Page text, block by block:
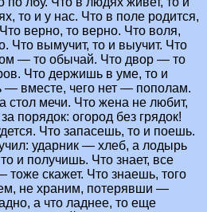
то и у нас. Что в поле родится,
верно, то верно. Что воля,
Что вымучит, то и выучит. Что
— то обычай. Что двор — то
Что держишь в уме, то и
— вместе, чего нет — пополам.
стол мечи. Что жена не любит,
порядок: огород без грядок!
Что запасешь, то и поешь.
ударник — хлеб, а лодырь
и получишь. Что знает, все
тоже скажет. Что знаешь, того
не храним, потерявши —
а что ладнее, то еще